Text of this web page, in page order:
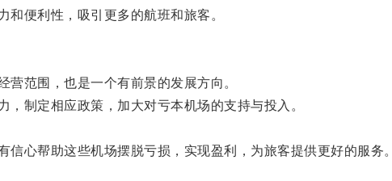
便利性，吸引更多的航班和旅客。
范围，也是一个有前景的发展方向。
制定相应政策，加大对亏本机场的支持与投入。
心帮助这些机场摆脱亏损，实现盈利，为旅客提供更好的服务。